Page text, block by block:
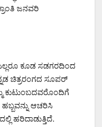
ಜನವರಿ
ಎಲ್ಲರೂ ಕೂಡ ಸಡಗರದಿಂದ
ಚಿತ್ರರಂಗದ ಸೂಪರ್
ಕುಟುಂಬದವರೊಂದಿಗೆ
ಆಚರಿಸಿ
ಹರಿದಾಡುತ್ತಿದೆ.